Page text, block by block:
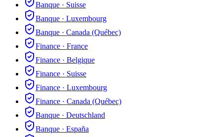
Banque · Suisse
Banque · Luxembourg
Banque · Canada (Québec)
Finance · France
Finance · Belgique
Finance · Suisse
Finance · Luxembourg
Finance · Canada (Québec)
Banque · Deutschland
Banque · España